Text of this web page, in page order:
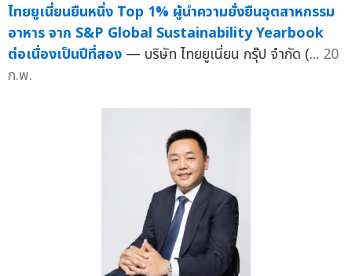
ไทยยูเนี่ยนยืนหนึ่ง Top 1% ผู้นำความยั่งยืนอุตสาหกรรม
อาหาร จาก S&P Global Sustainability Yearbook
ต่อเนื่องเป็นปีที่สอง — บริษัท ไทยยูเนี่ยน กรุ๊ป จำกัด (... 20
ก.พ.